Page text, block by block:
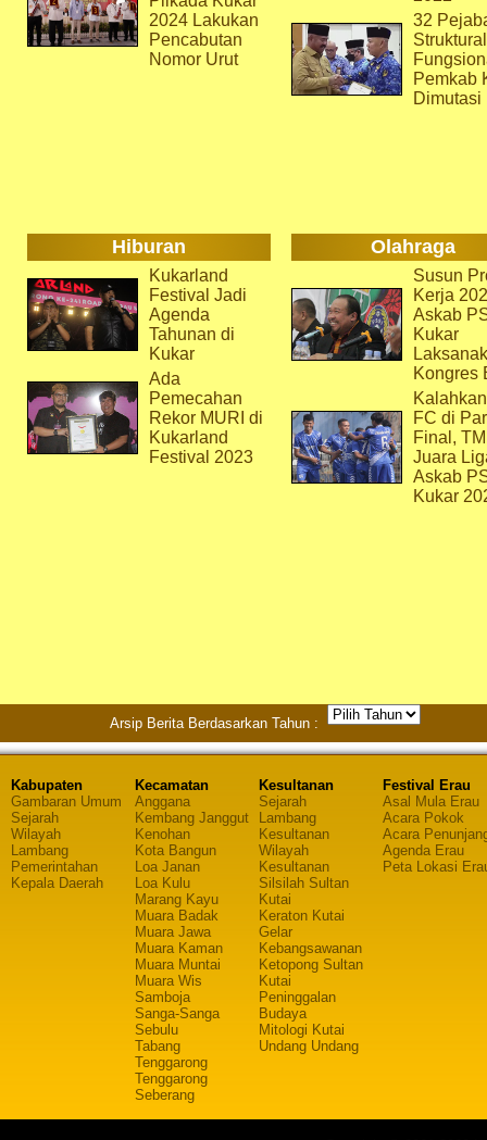
2024 Lakukan
Pencabutan
Nomor Urut
32
Pemkab
Dimutasi
Hiburan Olahraga
Kukarland
Festival Jadi
Agenda
Tahunan di
Kukar
Ada
Pemecahan
Rekor MURI di
Kukarland
Festival 2023
Susun
Kerja
Askab
Kukar
Kongres
FC di
Final,
Juara
Askab
Kukar
Arsip Berita Berdasarkan Tahun :
Kabupaten
Gambaran Umum
Sejarah
Wilayah
Lambang
Pemerintahan
Kepala Daerah
Kecamatan
Anggana
Kembang Janggut
Kenohan
Kota Bangun
Loa Janan
Loa Kulu
Marang Kayu
Muara Badak
Muara Jawa
Muara Kaman
Muara Muntai
Muara Wis
Samboja
Sanga-Sanga
Sebulu
Tabang
Tenggarong
Tenggarong
Seberang
Kesultanan
Sejarah
Lambang
Kesultanan
Wilayah
Kesultanan
Silsilah Sultan
Kutai
Keraton Kutai
Gelar
Kebangsawanan
Ketopong Sultan
Kutai
Peninggalan
Budaya
Mitologi Kutai
Undang Undang
Festival Erau
Asal Mula Erau
Acara Pokok
Acara
Agenda Erau
Peta Lokasi